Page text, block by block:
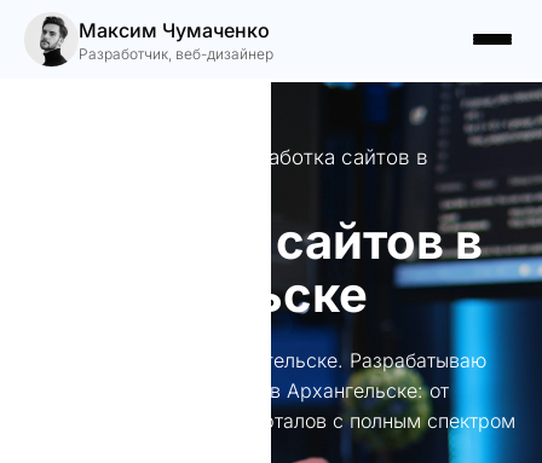
Максим Чумаченко
Разработчик, веб-дизайнер
Профессиональная разработка сайтов в
Создание сайтов в
Архангельске
Создание сайтов в Архангельске. Разрабатываю
уникальные веб-решения в Архангельске: от
лендингов до крупных порталов с полным спектром